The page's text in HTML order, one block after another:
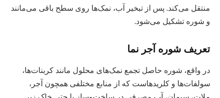
منتقل می‌کند. پس از تبخیر آب، نمک‌ها روی سطح باقی می‌مانند
و شوره تشکیل می‌شود.
تعریف شوره آجر نما
در واقع، شوره حاصل تجمع نمک‌های محلول مانند کربنات‌ها،
سولفات‌ها و کلریدهاست که از منابع مختلفی همچون آجر،